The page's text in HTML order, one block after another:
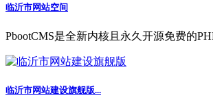
临沂市网站空间
PbootCMS是全新内核且永久开源免费的
临沂市网站建设旗舰版...